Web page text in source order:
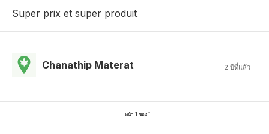
Super prix et super produit
Chanathip Materat 2 ปีที่แล้ว
หน้า 1 ของ 1